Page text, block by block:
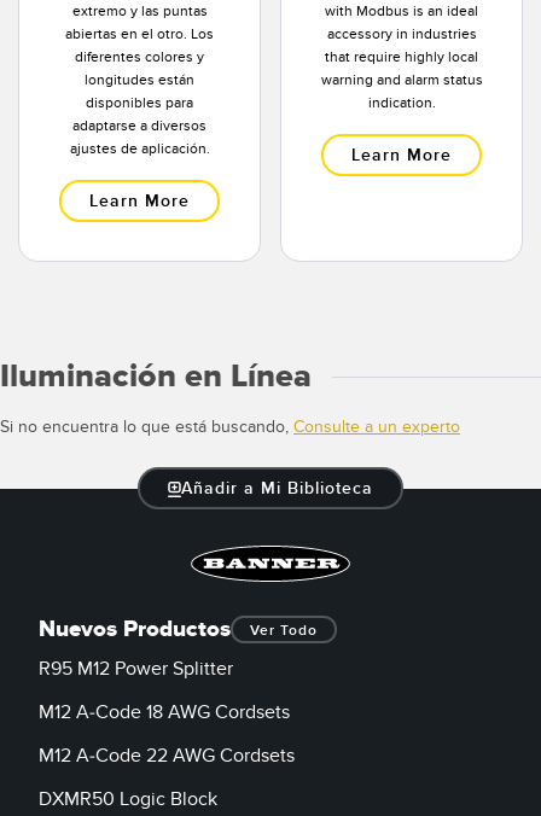
extremo y las puntas
abiertas en el otro. Los
diferentes colores y
longitudes están
disponibles para
adaptarse a diversos
ajustes de aplicación.
Learn More
with Modbus is an ideal
accessory in industries
that require highly local
warning and alarm status
indication.
Learn More
Iluminación en Línea
Si no encuentra lo que está buscando, Consulte a un experto
Añadir a Mi Biblioteca
Nuevos Productos Ver Todo
R95 M12 Power Splitter
M12 A-Code 18 AWG Cordsets
M12 A-Code 22 AWG Cordsets
DXMR50 Logic Block